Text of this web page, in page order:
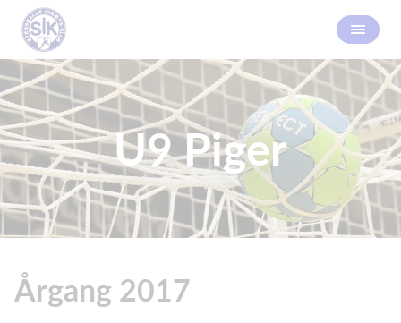
U9 Piger
Årgang 2017